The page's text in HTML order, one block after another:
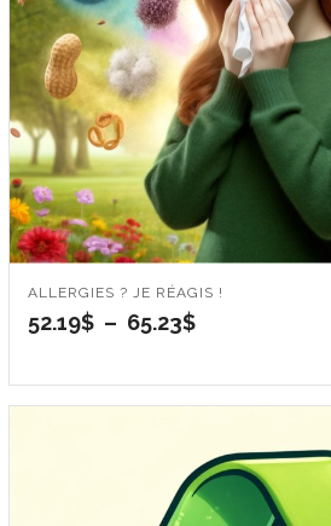
ALLERGIES ? JE RÉAGIS !
52.19$ – 65.23$Plage
52.19$
65.23$